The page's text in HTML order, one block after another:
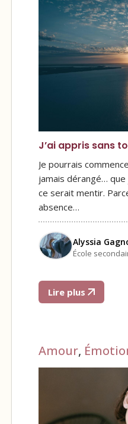
J’ai appris sans
Je pourrais
jamais dérangé… que
ce serait mentir.
absence…
Alyssia
École
Lire plus
Amour,